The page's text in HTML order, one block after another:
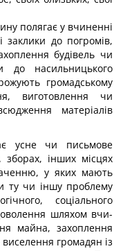
полягає у вчиненні
заклики до погромів,
будівель чи
до насильницького
громад­ському
виготовлення чи
матеріалів
усне чи письмове
зборах, інших місцях
у яких мають
ту чи іншу проблему
соціального
шляхом вчи­
майна, захоплення
громадян із